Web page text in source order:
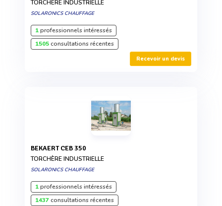
TORCHÈRE INDUSTRIELLE
SOLARONICS CHAUFFAGE
1professionnels intéressés
1505consultations récentes
Recevoir un devis
BEKAERT CEB 350
TORCHÈRE INDUSTRIELLE
SOLARONICS CHAUFFAGE
1professionnels intéressés
1437consultations récentes